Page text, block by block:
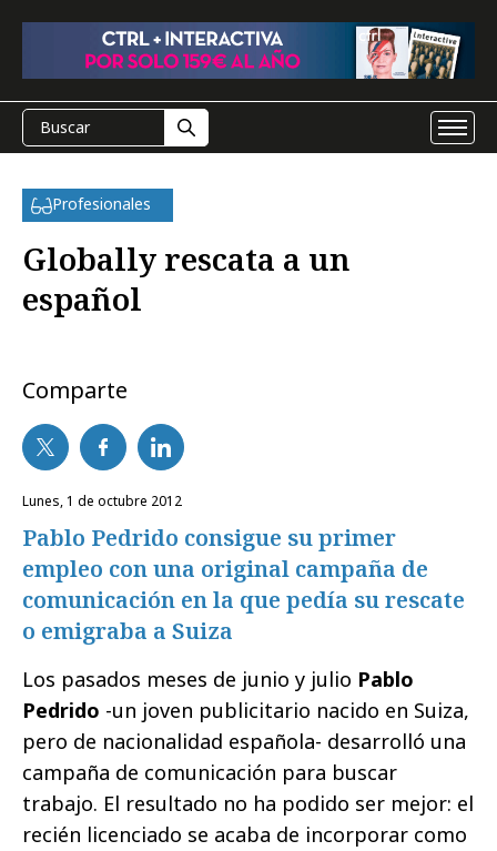
Profesionales
Globally rescata a un
español
Comparte
lunes, 1 de octubre 2012
Pablo Pedrido consigue su primer
empleo con una original campaña de
comunicación en la que pedía su rescate
o emigraba a Suiza
Los pasados meses de junio y julio Pablo
Pedrido -un joven publicitario nacido en Suiza,
pero de nacionalidad española- desarrolló una
campaña de comunicación para buscar
trabajo. El resultado no ha podido ser mejor: el
recién licenciado se acaba de incorporar como